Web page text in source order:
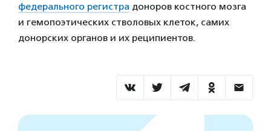
федерального регистра доноров костного мозга
и гемопоэтических стволовых клеток, самих
донорских органов и их реципиентов.